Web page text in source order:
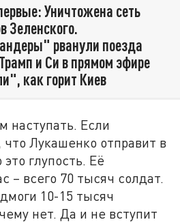
Уничтожена сеть
Зеленского.
рванули поезда
и Си в прямом эфире
как горит Киев
наступать. Если
Лукашенко отправит в
глупость. Её
– всего 70 тысяч солдат.
10-15 тысяч
нет. Да и не вступит